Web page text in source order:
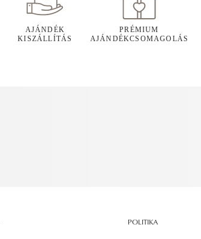
AJÁNDÉK
KISZÁLLÍTÁS
PRÉMIUM
AJÁNDÉKCSOMAGOLÁS
POLITIKA